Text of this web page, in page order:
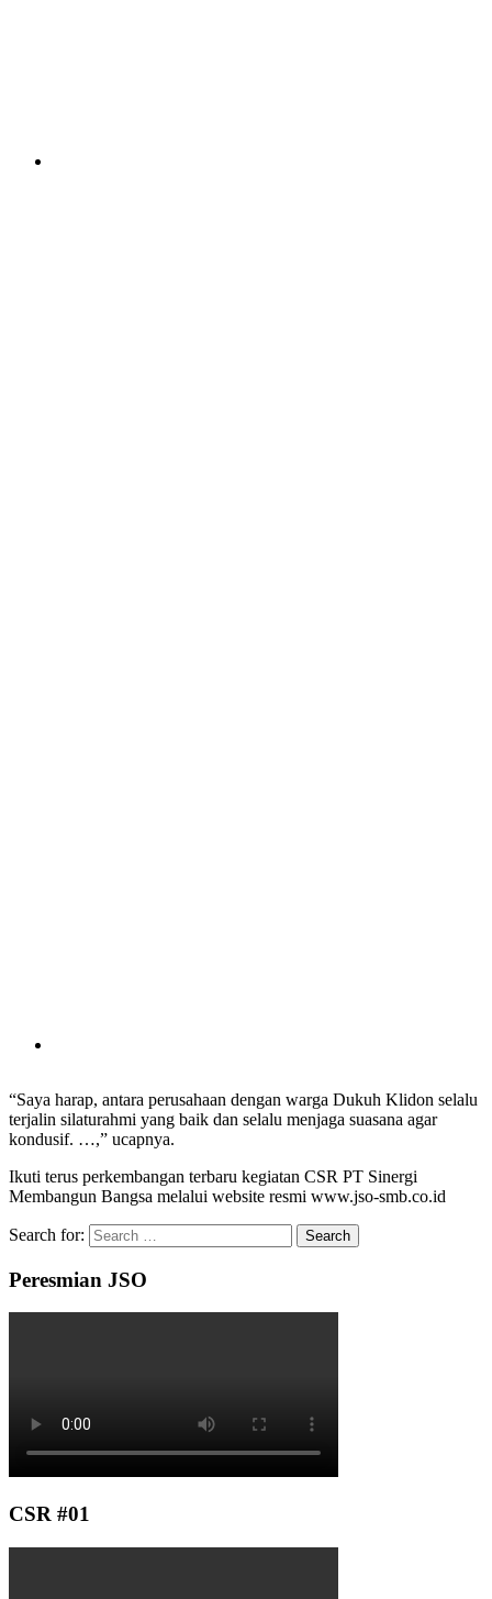
“Saya harap, antara perusahaan dengan warga Dukuh Klidon selalu
terjalin silaturahmi yang baik dan selalu menjaga suasana agar
kondusif. …,” ucapnya.
Ikuti terus perkembangan terbaru kegiatan CSR PT Sinergi
Membangun Bangsa melalui website resmi www.jso-smb.co.id
Search for:
Peresmian JSO
CSR #01